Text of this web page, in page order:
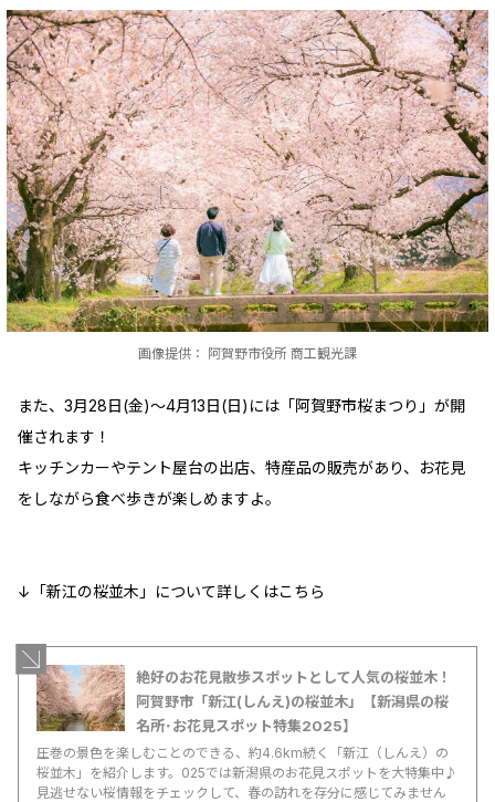
画像提供： 阿賀野市役所 商工観光課
また、3月28日(金)～4月13日(日)には「阿賀野市桜まつり」が開
催されます！
キッチンカーやテント屋台の出店、特産品の販売があり、お花見
をしながら食べ歩きが楽しめますよ。
↓「新江の桜並木」について詳しくはこちら
絶好のお花見散歩スポットとして人気の桜並木！
阿賀野市「新江(しんえ)の桜並木」【新潟県の桜
名所･お花見スポット特集2025】
圧巻の景色を楽しむことのできる、約4.6km続く「新江（しんえ）の
桜並木」を紹介します。025では新潟県のお花見スポットを大特集中♪
見逃せない桜情報をチェックして、春の訪れを存分に感じてみません